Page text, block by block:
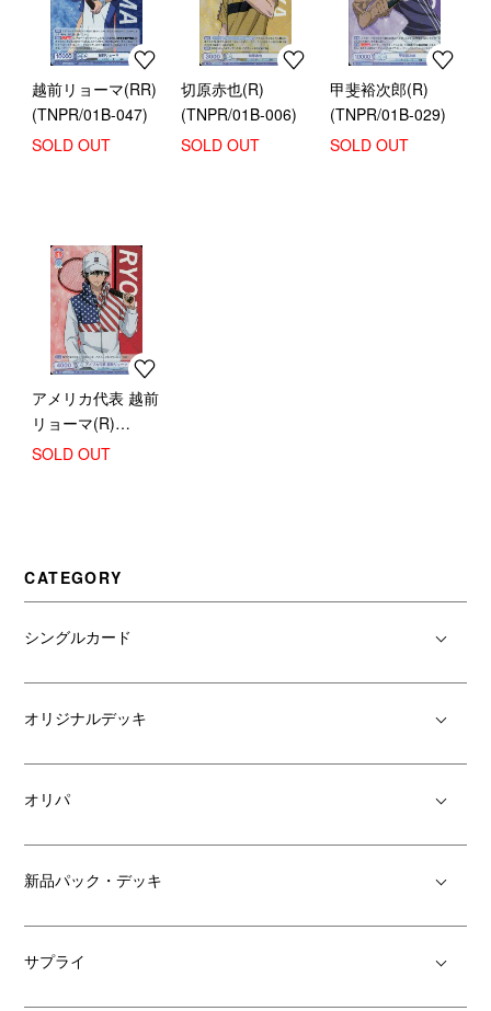
越前リョーマ(RR)
(TNPR/01B-047)
SOLD OUT
切原赤也(R)
(TNPR/01B-006)
SOLD OUT
甲斐裕次郎(R)
(TNPR/01B-029)
SOLD OUT
アメリカ代表 越前
リョーマ(R)
(TNPR/01B-026)
SOLD OUT
CATEGORY
シングルカード
オリジナルデッキ
オリパ
新品パック・デッキ
サプライ